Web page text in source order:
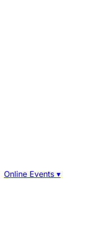
Online Events ▾